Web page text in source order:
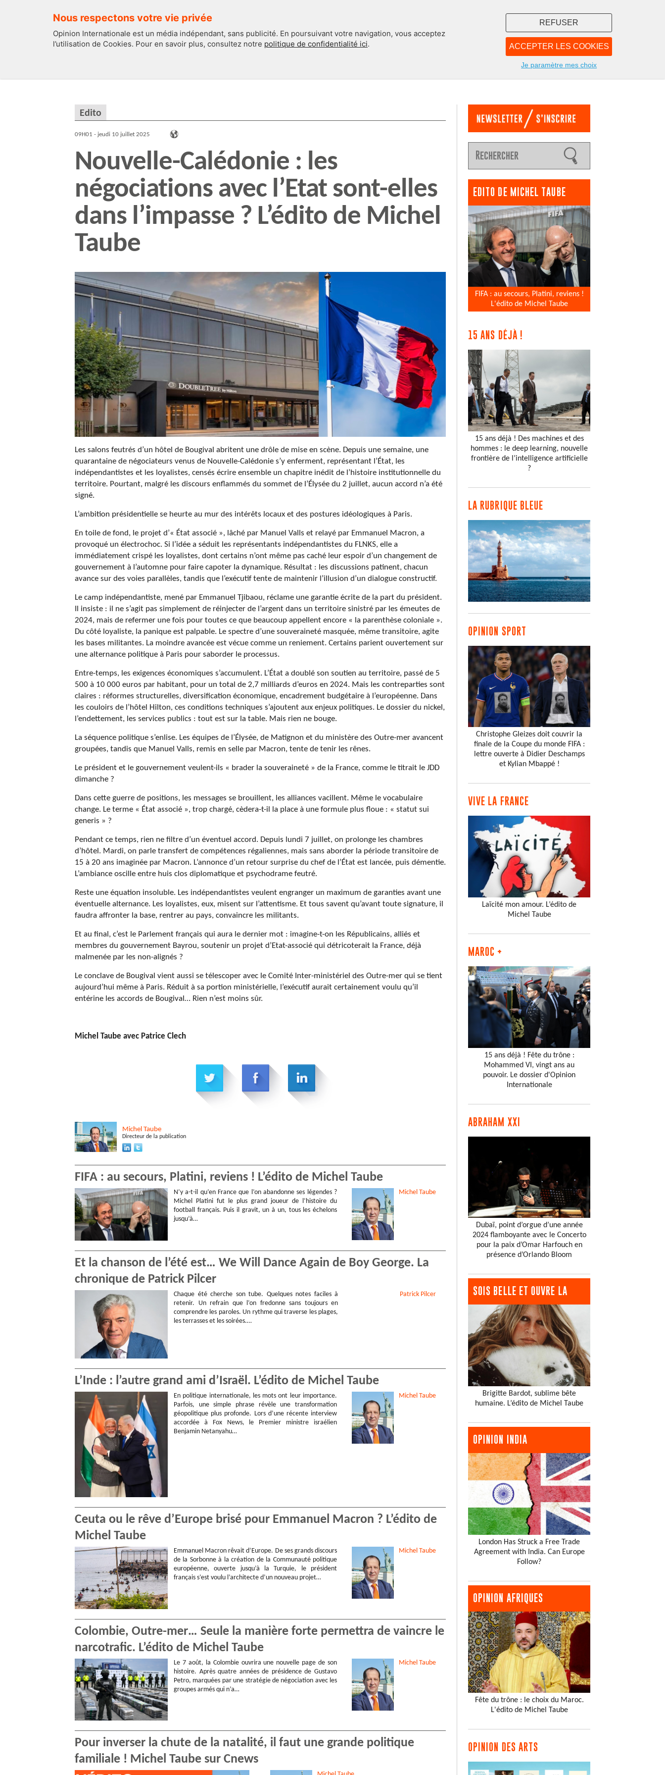
Nous respectons votre vie privée
Opinion Internationale est un média indépendant, sans publicité. En poursuivant votre navigation, vous acceptez
l’utilisation de Cookies. Pour en savoir plus, consultez notre politique de confidentialité ici. ACCEPTER LES COOKIES
REFUSER
Je paramètre mes choix
NOUS
Edito
09H01 - jeudi 10 juillet 2025
Nouvelle-Calédonie : les
négociations avec l’Etat sont-elles
dans l’impasse ? L’édito de Michel
Taube
Les salons feutrés d’un hôtel de Bougival abritent une drôle de mise en scène. Depuis une semaine, une
quarantaine de négociateurs venus de Nouvelle-Calédonie s’y enferment, représentant l’État, les
indépendantistes et les loyalistes, censés écrire ensemble un chapitre inédit de l’histoire institutionnelle du
territoire. Pourtant, malgré les discours enflammés du sommet de l’Élysée du 2 juillet, aucun accord n’a été
signé.
L’ambition présidentielle se heurte au mur des intérêts locaux et des postures idéologiques à Paris.
En toile de fond, le projet d’« État associé », lâché par Manuel Valls et relayé par Emmanuel Macron, a
provoqué un électrochoc. Si l’idée a séduit les représentants indépendantistes du FLNKS, elle a
immédiatement crispé les loyalistes, dont certains n’ont même pas caché leur espoir d’un changement de
gouvernement à l’automne pour faire capoter la dynamique. Résultat : les discussions patinent, chacun
avance sur des voies parallèles, tandis que l’exécutif tente de maintenir l’illusion d’un dialogue constructif.
Le camp indépendantiste, mené par Emmanuel Tjibaou, réclame une garantie écrite de la part du président.
Il insiste : il ne s’agit pas simplement de réinjecter de l’argent dans un territoire sinistré par les émeutes de
2024, mais de refermer une fois pour toutes ce que beaucoup appellent encore « la parenthèse coloniale ».
Du côté loyaliste, la panique est palpable. Le spectre d’une souveraineté masquée, même transitoire, agite
les bases militantes. La moindre avancée est vécue comme un reniement. Certains parient ouvertement sur
une alternance politique à Paris pour saborder le processus.
Entre-temps, les exigences économiques s’accumulent. L’État a doublé son soutien au territoire, passé de 5
500 à 10 000 euros par habitant, pour un total de 2,7 milliards d’euros en 2024. Mais les contreparties sont
claires : réformes structurelles, diversification économique, encadrement budgétaire à l’européenne. Dans
les couloirs de l’hôtel Hilton, ces conditions techniques s’ajoutent aux enjeux politiques. Le dossier du nickel,
l’endettement, les services publics : tout est sur la table. Mais rien ne bouge.
La séquence politique s’enlise. Les équipes de l’Élysée, de Matignon et du ministère des Outre-mer avancent
groupées, tandis que Manuel Valls, remis en selle par Macron, tente de tenir les rênes.
Le président et le gouvernement veulent-ils « brader la souveraineté » de la France, comme le titrait le JDD
dimanche ?
Dans cette guerre de positions, les messages se brouillent, les alliances vacillent. Même le vocabulaire
change. Le terme « État associé », trop chargé, cèdera-t-il la place à une formule plus floue : « statut sui
generis » ?
Pendant ce temps, rien ne filtre d’un éventuel accord. Depuis lundi 7 juillet, on prolonge les chambres
d’hôtel. Mardi, on parle transfert de compétences régaliennes, mais sans aborder la période transitoire de
15 à 20 ans imaginée par Macron. L’annonce d’un retour surprise du chef de l’État est lancée, puis démentie.
L’ambiance oscille entre huis clos diplomatique et psychodrame feutré.
Reste une équation insoluble. Les indépendantistes veulent engranger un maximum de garanties avant une
éventuelle alternance. Les loyalistes, eux, misent sur l’attentisme. Et tous savent qu’avant toute signature, il
faudra affronter la base, rentrer au pays, convaincre les militants.
Et au final, c’est le Parlement français qui aura le dernier mot : imagine-t-on les Républicains, alliés et
membres du gouvernement Bayrou, soutenir un projet d’Etat-associé qui détricoterait la France, déjà
malmenée par les non-alignés ?
Le conclave de Bougival vient aussi se télescoper avec le Comité Inter-ministériel des Outre-mer qui se tient
aujourd’hui même à Paris. Réduit à sa portion ministérielle, l’exécutif aurait certainement voulu qu’il
entérine les accords de Bougival… Rien n’est moins sûr.
Michel Taube avec Patrice Clech
Michel Taube
Directeur de la publication
FIFA : au secours, Platini, reviens ! L’édito de Michel Taube
N’y a-t-il qu’en France que l’on abandonne ses légendes ?
Michel Platini fut le plus grand joueur de l’histoire du
football français. Puis il gravit, un à un, tous les échelons
jusqu’à…
Michel Taube
Et la chanson de l’été est… We Will Dance Again de Boy George. La
chronique de Patrick Pilcer
Chaque été cherche son tube. Quelques notes faciles à
retenir. Un refrain que l’on fredonne sans toujours en
comprendre les paroles. Un rythme qui traverse les plages,
les terrasses et les soirées.…
Patrick Pilcer
L’Inde : l’autre grand ami d’Israël. L’édito de Michel Taube
En politique internationale, les mots ont leur importance.
Parfois, une simple phrase révèle une transformation
géopolitique plus profonde. Lors d’une récente interview
accordée à Fox News, le Premier ministre israélien
Benjamin Netanyahu…
Michel Taube
Ceuta ou le rêve d’Europe brisé pour Emmanuel Macron ? L’édito de
Michel Taube
Emmanuel Macron rêvait d’Europe. De ses grands discours
de la Sorbonne à la création de la Communauté politique
européenne, ouverte jusqu’à la Turquie, le président
français s’est voulu l’architecte d’un nouveau projet…
Michel Taube
Colombie, Outre-mer… Seule la manière forte permettra de vaincre le
narcotrafic. L’édito de Michel Taube
Le 7 août, la Colombie ouvrira une nouvelle page de son
histoire. Après quatre années de présidence de Gustavo
Petro, marquées par une stratégie de négociation avec les
groupes armés qui n’a…
Michel Taube
Pour inverser la chute de la natalité, il faut une grande politique
familiale ! Michel Taube sur Cnews
EDITO DE MICHEL TAUBE
FIFA : au secours, Platini, reviens !
L'édito de Michel Taube
15 ANS DÉJÀ !
15 ans déjà ! Des machines et des
hommes : le deep learning, nouvelle
frontière de l’intelligence artificielle
?
LA RUBRIQUE BLEUE
OPINION SPORT
Christophe Gleizes doit couvrir la
finale de la Coupe du monde FIFA :
lettre ouverte à Didier Deschamps
et Kylian Mbappé !
VIVE LA FRANCE
Laïcité mon amour. L’édito de
Michel Taube
MAROC +
15 ans déjà ! Fête du trône :
Mohammed VI, vingt ans au
pouvoir. Le dossier d'Opinion
Internationale
ABRAHAM XXI
Dubaï, point d’orgue d’une année
2024 flamboyante avec le Concerto
pour la paix d’Omar Harfouch en
présence d’Orlando Bloom
SOIS BELLE ET OUVRE LA
Brigitte Bardot, sublime bête
humaine. L’édito de Michel Taube
OPINION INDIA
London Has Struck a Free Trade
Agreement with India. Can Europe
Follow?
OPINION AFRIQUES
Fête du trône : le choix du Maroc.
L'édito de Michel Taube
OPINION DES ARTS